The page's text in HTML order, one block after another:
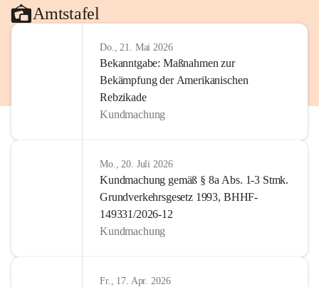
Amtstafel
Do., 21. Mai 2026
Bekanntgabe: Maßnahmen zur
Bekämpfung der Amerikanischen
Rebzikade
Kundmachung
Mo., 20. Juli 2026
Kundmachung gemäß § 8a Abs. 1-3 Stmk.
Grundverkehrsgesetz 1993, BHHF-
149331/2026-12
Kundmachung
Fr., 17. Apr. 2026